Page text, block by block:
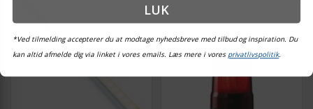
LUK
*Ved tilmelding accepterer du at modtage nyhedsbreve med tilbud og inspiration. Du
kan altid afmelde dig via linket i vores emails. Læs mere i vores privatlivspolitik.